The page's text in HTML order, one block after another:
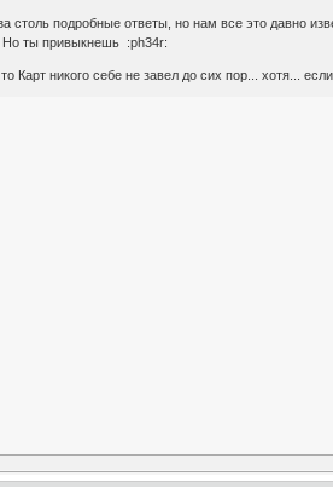
за столь подробные ответы, но нам все это давно
Но ты привыкнешь :ph34r:
Карт никого себе не завел до сих пор... хотя...